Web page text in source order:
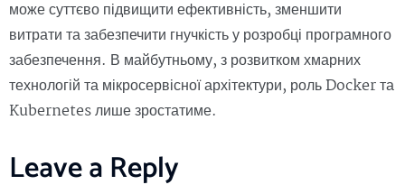
може суттєво підвищити ефективність, зменшити
витрати та забезпечити гнучкість у розробці програмного
забезпечення. В майбутньому, з розвитком хмарних
технологій та мікросервісної архітектури, роль Docker та
Kubernetes лише зростатиме.
Leave a Reply